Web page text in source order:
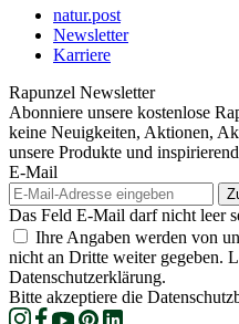
natur.post
Newsletter
Karriere
Rapunzel Newsletter
Abonniere unsere kostenlose
keine Neuigkeiten, Aktionen,
unsere Produkte und
E-Mail
Das Feld E-Mail darf nicht leer
Ihre Angaben werden von
nicht an Dritte weiter gegeben.
Datenschutzerklärung.
Bitte akzeptiere die